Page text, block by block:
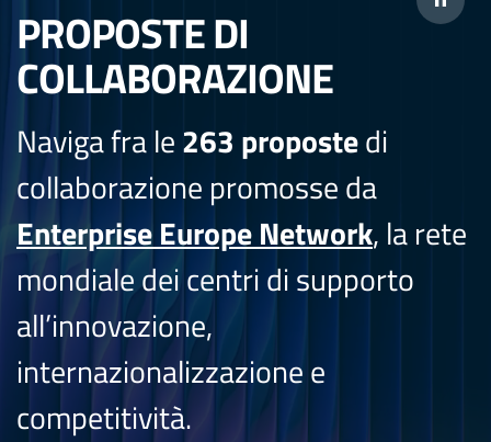
PROPOSTE DI
COLLABORAZIONE
Naviga fra le263 propostedi
collaborazione promosse da
Enterprise Europe Network, la rete
mondiale dei centri di supporto
all’innovazione,
internazionalizzazione e
competitività.